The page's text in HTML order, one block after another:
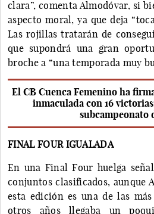
clara”, comenta Almodóvar, si
aspecto moral, ya que deja
Las rojillas tratarán de
que supondrá una gran
broche a “una temporada muy
El CB Cuenca Femenino ha
inmaculada con 16
subcampeonato
FINAL FOUR IGUALADA
En una Final Four huelga
conjuntos clasificados, aunque
esta edición es una de las más
otros años llegaba un